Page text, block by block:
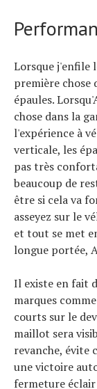
Lorsque j'enfile
première chose
épaules.
chose dans la
l'expérience à
verticale, les
pas très
beaucoup de
être si cela va
asseyez sur le
et tout se met
longue portée,
Il existe en fait
marques
courts sur le
maillot sera
revanche, évite
une victoire
fermeture